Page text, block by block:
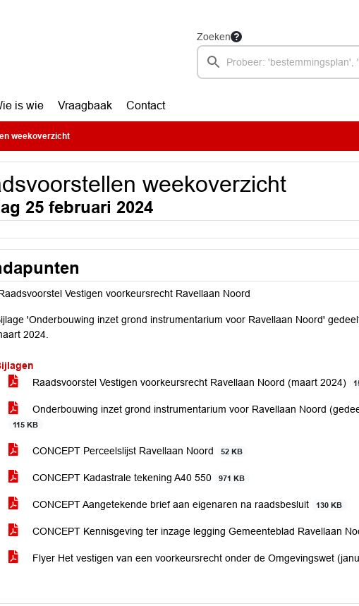
Zoeken
is wie Vraagbaak Contact
weekoverzicht
weekoverzicht
25 februari 2024
Vestigen voorkeursrecht Ravellaan Noord
'Onderbouwing inzet grond instrumentarium voor Ravellaan Noord'
2024.
Raadsvoorstel Vestigen voorkeursrecht Ravellaan Noord (maart 2024)
Onderbouwing inzet grond instrumentarium voor Ravellaan Noord
115 KB
CONCEPT Perceelslijst Ravellaan Noord 52 KB
CONCEPT Kadastrale tekening A40 550 971 KB
CONCEPT Aangetekende brief aan eigenaren na raadsbesluit 130 KB
CONCEPT Kennisgeving ter inzage legging Gemeenteblad Ravellaan
Flyer Het vestigen van een voorkeursrecht onder de Omgevingswet